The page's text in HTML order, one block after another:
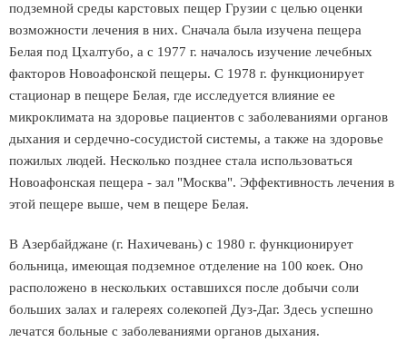
подземной среды карстовых пещер Грузии с целью оценки
возможности лечения в них. Сначала была изучена пещера
Белая под Цхалтубо, а с 1977 г. началось изучение лечебных
факторов Новоафонской пещеры. С 1978 г. функционирует
стационар в пещере Белая, где исследуется влияние ее
микроклимата на здоровье пациентов с заболеваниями органов
дыхания и сердечно-сосудистой системы, а также на здоровье
пожилых людей. Несколько позднее стала использоваться
Новоафонская пещера - зал "Москва". Эффективность лечения в
этой пещере выше, чем в пещере Белая.
В Азербайджане (г. Нахичевань) с 1980 г. функционирует
больница, имеющая подземное отделение на 100 коек. Оно
расположено в нескольких оставшихся после добычи соли
больших залах и галереях солекопей Дуз-Даг. Здесь успешно
лечатся больные с заболеваниями органов дыхания.